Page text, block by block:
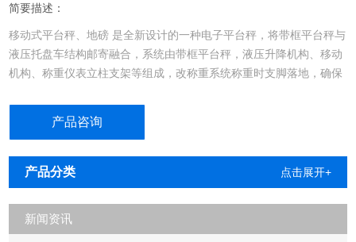
简要描述：
移动式平台秤、地磅 是全新设计的一种电子平台秤，将带框平台秤与
液压托盘车结构邮寄融合，系统由带框平台秤，液压升降机构、移动
机构、称重仪表立柱支架等组成，改称重系统称重时支脚落地，确保
移动式平台秤 地磅
产品咨询
产品分类 点击展开+
新闻资讯